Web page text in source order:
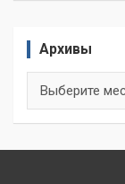
Архивы